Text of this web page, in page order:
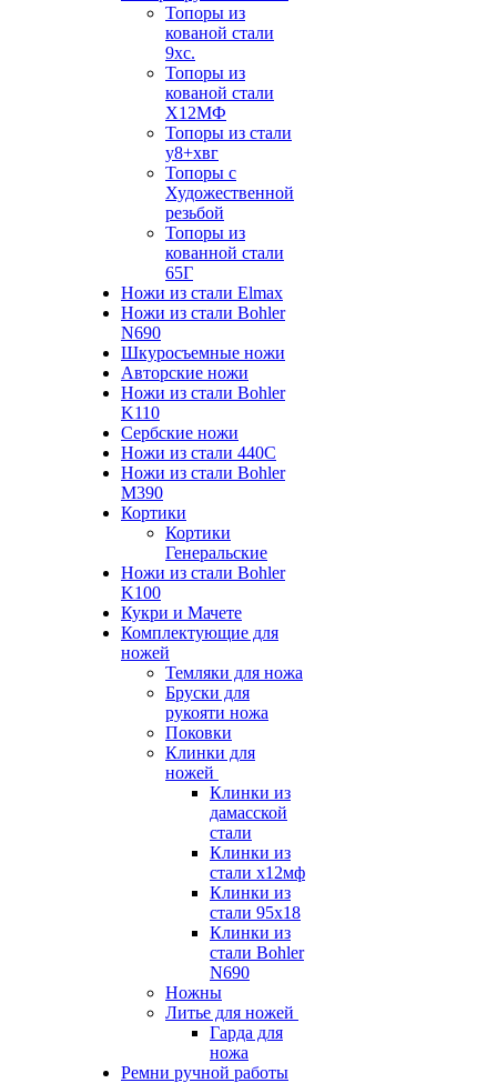
Топоры из
кованой стали
9хс.
Топоры из
кованой стали
Х12МФ
Топоры из стали
у8+хвг
Топоры с
Художественной
резьбой
Топоры из
кованной стали
65Г
Ножи из стали Elmax
Ножи из стали Bohler
N690
Шкуросъемные ножи
Авторские ножи
Ножи из стали Bohler
K110
Сербские ножи
Ножи из стали 440С
Ножи из стали Bohler
M390
Кортики
Кортики
Генеральские
Ножи из стали Bohler
K100
Кукри и Мачете
Комплектующие для
ножей
Темляки для ножа
Бруски для
рукояти ножа
Поковки
Клинки для
ножей
Клинки из
дамасской
стали
Клинки из
стали х12мф
Клинки из
стали 95х18
Клинки из
стали Bohler
N690
Ножны
Литье для ножей
Гарда для
ножа
Ремни ручной работы